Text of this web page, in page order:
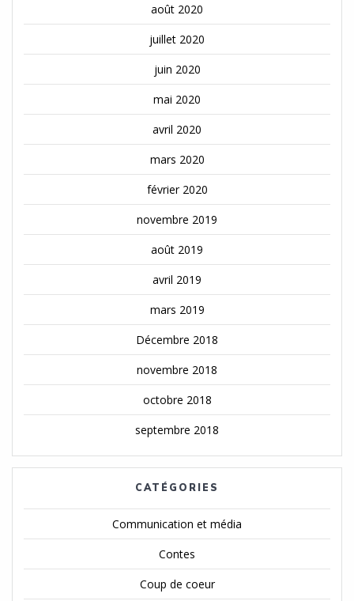
août 2020
juillet 2020
juin 2020
mai 2020
avril 2020
mars 2020
février 2020
novembre 2019
août 2019
avril 2019
mars 2019
Décembre 2018
novembre 2018
octobre 2018
septembre 2018
CATÉGORIES
Communication et média
Contes
Coup de coeur